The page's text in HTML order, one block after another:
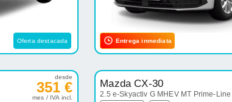
Oferta destacada Entrega inmediata
desde
351 €
mes / IVA incl.
Mazda CX-30
2.5 e-Skyactiv G MHEV MT Prime-Line